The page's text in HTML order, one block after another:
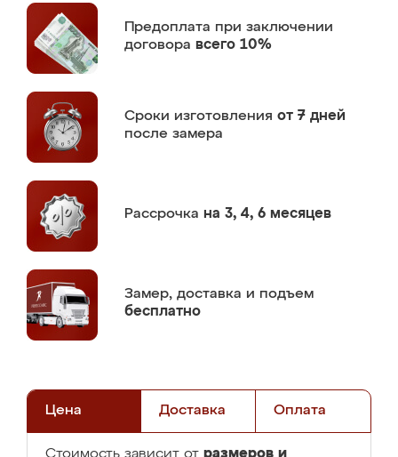
Предоплата при заключении
договора всего 10%
Сроки изготовления от 7 дней
после замера
Рассрочка на 3, 4, 6 месяцев
Замер, доставка и подъем
бесплатно
Цена Доставка Оплата
размеров и